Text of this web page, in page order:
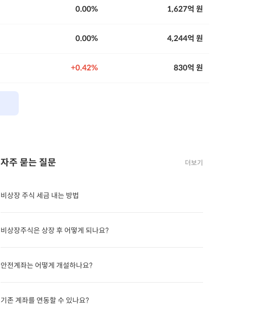
0.00% 1,627억 원
0.00% 4,244억 원
0.42% 830억 원
자주 묻는 질문 더보기
비상장 주식 세금 내는 방법
비상장주식은 상장 후 어떻게 되나요?
안전계좌는 어떻게 개설하나요?
기존 계좌를 연동할 수 있나요?